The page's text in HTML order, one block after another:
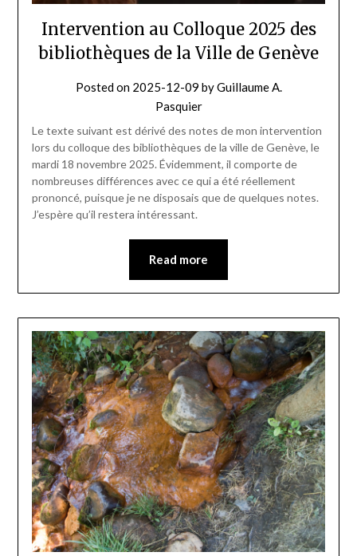
Intervention au Colloque 2025 des
bibliothèques de la Ville de Genève
Posted on 2025-12-09 byGuillaume A.
Pasquier
Le texte suivant est dérivé des notes de mon intervention
lors du colloque des bibliothèques de la ville de Genève, le
mardi 18 novembre 2025. Évidemment, il comporte de
nombreuses différences avec ce qui a été réellement
prononcé, puisque je ne disposais que de quelques notes.
J’espère qu’il restera intéressant.
Read more